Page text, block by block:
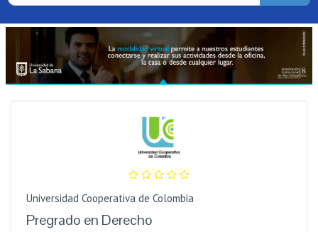
Universidad Cooperativa de Colombia
Pregrad​o en Derecho